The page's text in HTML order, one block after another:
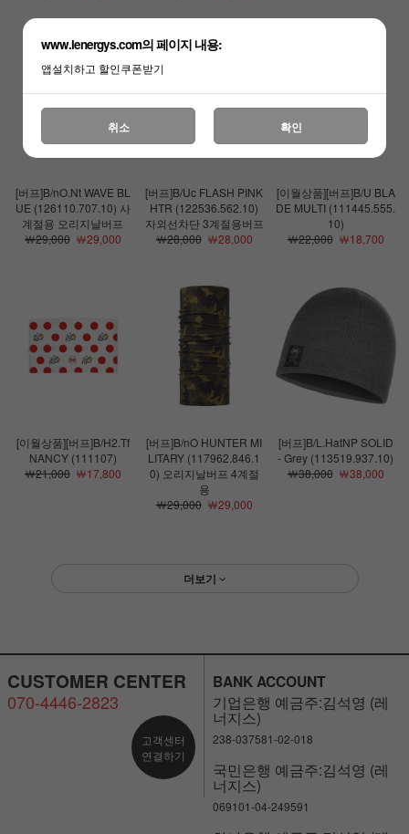
[버프]B/nO.Nt WAVE BL
UE (126110.707.10) 사
계절용 오리지날버프
￦29,000￦29,000
[버프]B/Uc FLASH PINK
HTR (122536.562.10)
자외선차단 3계절용버프
￦28,000￦28,000
[이월상품][버프]B/U BLA
DE MULTI (111445.555.
10)
￦22,000￦18,700
[이월상품][버프]B/H2.Tf
NANCY (111107)
￦21,000￦17,800
[버프]B/nO HUNTER MI
LITARY (117962.846.1
0) 오리지날버프 4계절
용
￦29,000￦29,000
[버프]B/L.HatNP SOLID
- Grey (113519.937.10)
￦38,000￦38,000
더보기
CUSTOMER CENTER
070-4446-2823
고객센터
연결하기
BANK ACCOUNT
기업은행 예금주:김석영 (레
너지스)
238-037581-02-018
국민은행 예금주:김석영 (레
너지스)
069101-04-249591
www.lenergys.com의 페이지 내용:
앱설치하고 할인쿠폰받기
취소 확인